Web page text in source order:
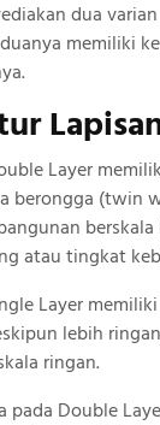
dua
memiliki
Layer
berongga (twin
atau tingkat
Layer
lebih
ringan.
pada Double